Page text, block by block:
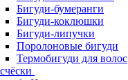
Бигуди-бумеранги
Бигуди-коклюшки
Бигуди-липучки
Поролоновые бигуди
Термобигуди для волос